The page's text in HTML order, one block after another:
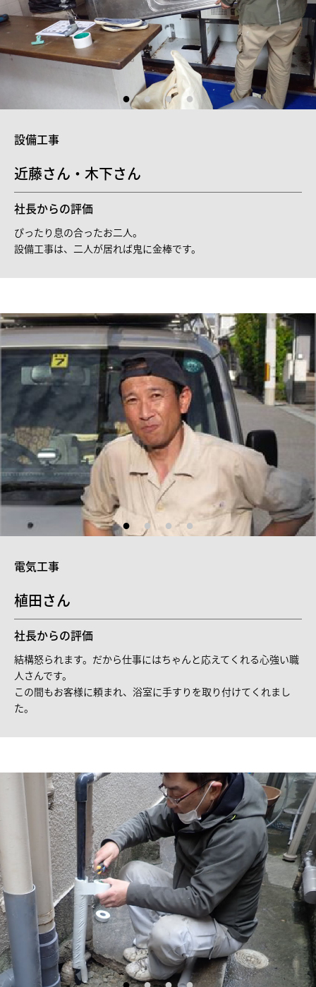
設備工事
近藤さん・木下さん
社長からの評価
ぴったり息の合ったお二人。
設備工事は、二人が居れば鬼に金棒です。
電気工事
植田さん
社長からの評価
結構怒られます。だから仕事にはちゃんと応えてくれる心強い職
人さんです。
この間もお客様に頼まれ、浴室に手すりを取り付けてくれまし
た。